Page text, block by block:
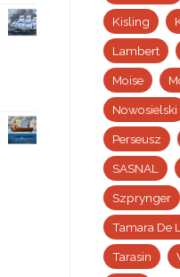
Kisling
Lambert
Moise
Nowosielski
Perseusz
SASNAL
Szprynger
Tamara De
Tarasin